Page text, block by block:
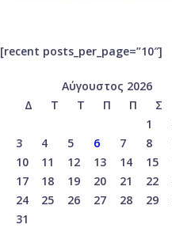
[recent posts_per_page=”10″]
Αύγουστος 2026
Δ
Τ Τ Π Π Σ
1
3
4 5 6 7 8
10
11 12 13 14 15
17
18 19 20 21 22
24
25 26 27 28 29
31